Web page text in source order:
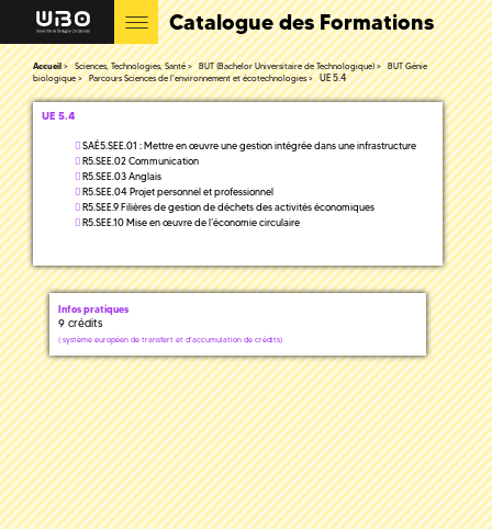
Catalogue des Formations
Accueil Sciences, Technologies, Santé BUT (Bachelor Universitaire de Technologique)
BUT Génie
biologique
Parcours Sciences de l'environnement et écotechnologies UE 5.4
UE 5.4
SAÉ5.SEE.01 : Mettre en œuvre une gestion intégrée dans une infrastructure
R5.SEE.02 Communication
R5.SEE.03 Anglais
R5.SEE.04 Projet personnel et professionnel
R5.SEE.9 Filières de gestion de déchets des activités économiques
R5.SEE.10 Mise en œuvre de l’économie circulaire
Infos pratiques
9 crédits
( système européen de transfert et d'accumulation de crédits)